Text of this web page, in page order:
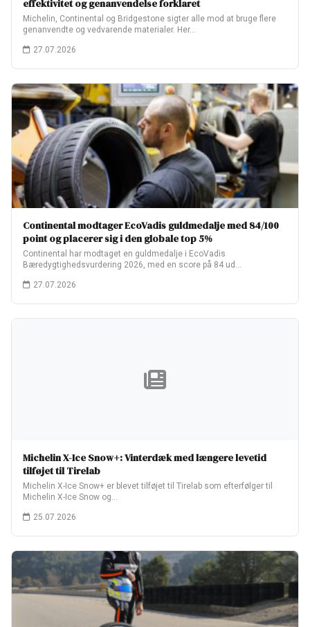
effektivitet og genanvendelse forklaret
Michelin, Continental og Bridgestone sigter alle mod at bruge flere
genanvendte og vedvarende materialer. Her…
27.07.2026
Continental modtager EcoVadis guldmedalje med 84/100
point og placerer sig i den globale top 5%
Continental har modtaget en guldmedalje i EcoVadis
Bæredygtighedsvurdering 2026, med en score på 84 ud…
27.07.2026
Michelin X-Ice Snow+: Vinterdæk med længere levetid
tilføjet til Tirelab
Michelin X-Ice Snow+ er blevet tilføjet til Tirelab som efterfølger til
Michelin X-Ice Snow og…
25.07.2026